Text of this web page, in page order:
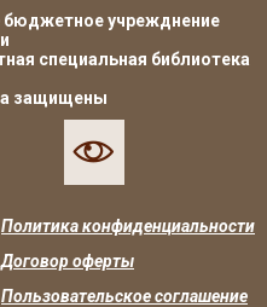
бюджетное учрежднение
специальная библиотека
защищены
Политика конфиденциальности
Договор оферты
Пользовательское соглашение